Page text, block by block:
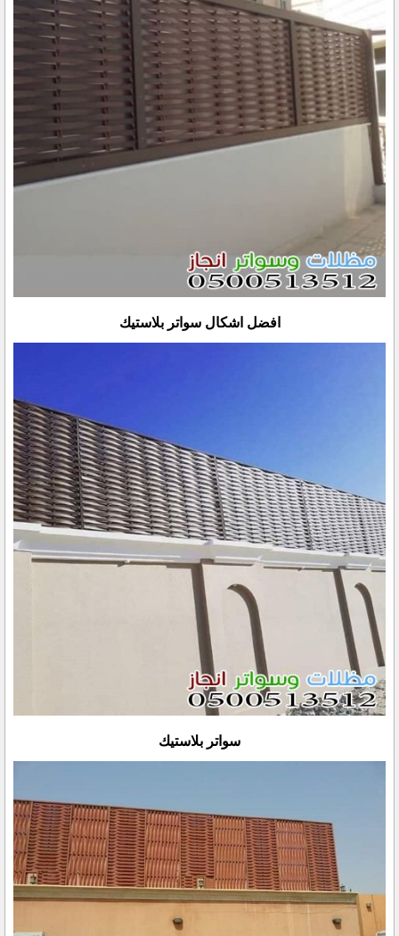
افضل اشكال سواتر بلاستيك
سواتر بلاستيك